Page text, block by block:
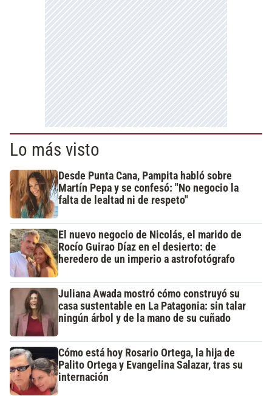
Lo más visto
Desde Punta Cana, Pampita habló sobre
Martín Pepa y se confesó: "No negocio la
falta de lealtad ni de respeto"
El nuevo negocio de Nicolás, el marido de
Rocío Guirao Díaz en el desierto: de
heredero de un imperio a astrofotógrafo
Juliana Awada mostró cómo construyó su
casa sustentable en La Patagonia: sin talar
ningún árbol y de la mano de su cuñado
Cómo está hoy Rosario Ortega, la hija de
Palito Ortega y Evangelina Salazar, tras su
internación